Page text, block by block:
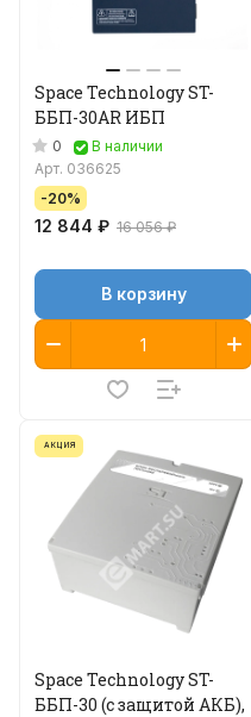
Space Technology ST-
ББП-30AR ИБП
0
В наличии
Арт. 036625
-20%
12 844 ₽ 16 056 ₽
В корзину
АКЦИЯ
Space Technology ST-
ББП-30 (с защитой АКБ),